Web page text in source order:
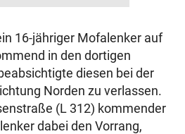
16-jähriger Mofalenker auf
in den dortigen
diesen bei der
Norden zu verlassen.
(L 312) kommender
dabei den Vorrang,